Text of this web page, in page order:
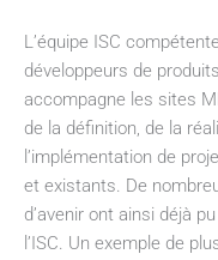
L’équipe ISC
développeurs de
accompagne les sites
de la définition, de la
l’implémentation de
et existants. De
d’avenir ont ainsi déjà
l’ISC. Un exemple de